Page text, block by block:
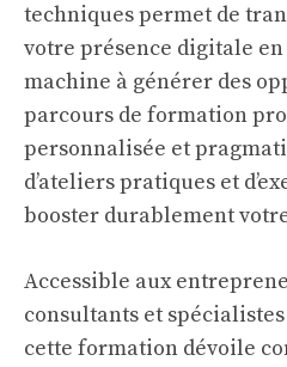
techniques permet de
votre présence digitale
machine à générer des
parcours de formation
personnalisée et
d’ateliers pratiques et
booster durablement
Accessible aux
consultants et
cette formation dévoile